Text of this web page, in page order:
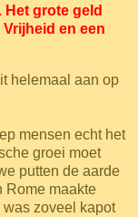
Het grote geld
en een
helemaal aan op
mensen echt het
groei moet
putten de aarde
Rome maakte
was zoveel kapot